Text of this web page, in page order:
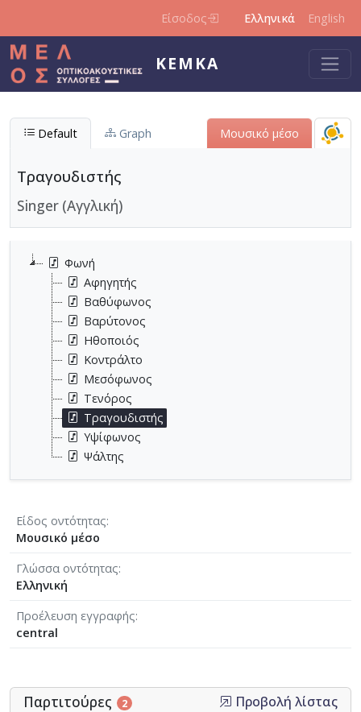
Είσοδος Ελληνικά English
ΚΕΜΚΑ
Default Graph Μουσικό μέσο
Τραγουδιστής
Singer (Αγγλική)
Φωνή
Αφηγητής
Βαθύφωνος
Βαρύτονος
Ηθοποιός
Κοντράλτο
Μεσόφωνος
Τενόρος
Τραγουδιστής
Υψίφωνος
Ψάλτης
Είδος οντότητας
Μουσικό μέσο
Γλώσσα οντότητας
Ελληνική
Προέλευση εγγραφής
central
Παρτιτούρες 2 Προβολή λίστας